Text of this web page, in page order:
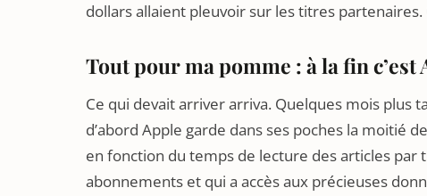
dollars allaient pleuvoir sur les titres
Tout pour ma pomme : à la fin c’est
Ce qui devait arriver arriva. Quelques mois plus
d’abord Apple garde dans ses poches la moitié
en fonction du temps de lecture des articles par
abonnements et qui a accès aux précieuses